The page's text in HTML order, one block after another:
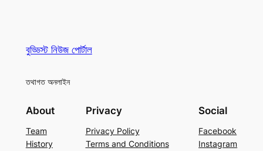
বুড্ডিস্ট নিউজ পোর্টাল
তথাগত অনলাইন
About
Team
History
Privacy
Privacy Policy
Terms and Conditions
Social
Facebook
Instagram